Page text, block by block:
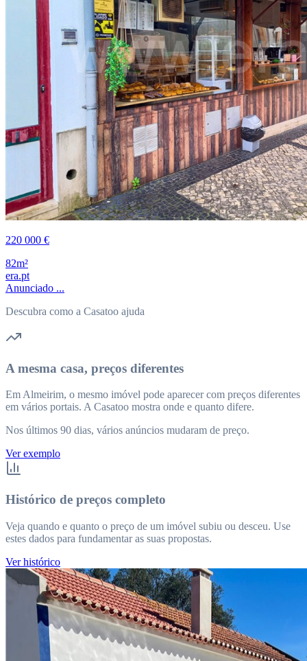
220 000 €
82m²
era.pt
Anunciado ...
Descubra como a Casatoo ajuda
A mesma casa, preços diferentes
Em Almeirim, o mesmo imóvel pode aparecer com preços diferentes
em vários portais. A Casatoo mostra onde e quanto difere.
Nos últimos 90 dias, vários anúncios mudaram de preço.
Ver exemplo
Histórico de preços completo
Veja quando e quanto o preço de um imóvel subiu ou desceu. Use
estes dados para fundamentar as suas propostas.
Ver histórico